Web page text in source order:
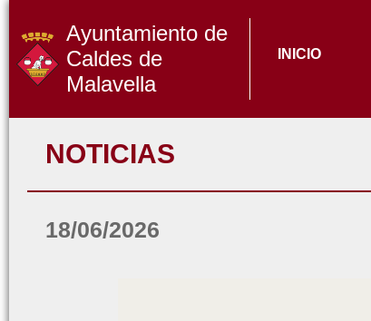
Ayuntamiento de
Caldes de
Malavella
INICIO
NOTICIAS
18/06/2026